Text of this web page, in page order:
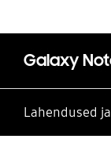
Galaxy
Lahendused